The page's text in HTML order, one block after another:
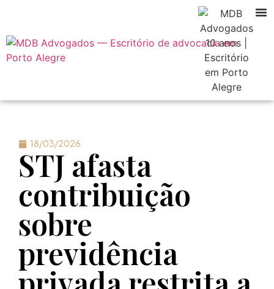
18/03/2026
STJ afasta
contribuição
sobre
previdência